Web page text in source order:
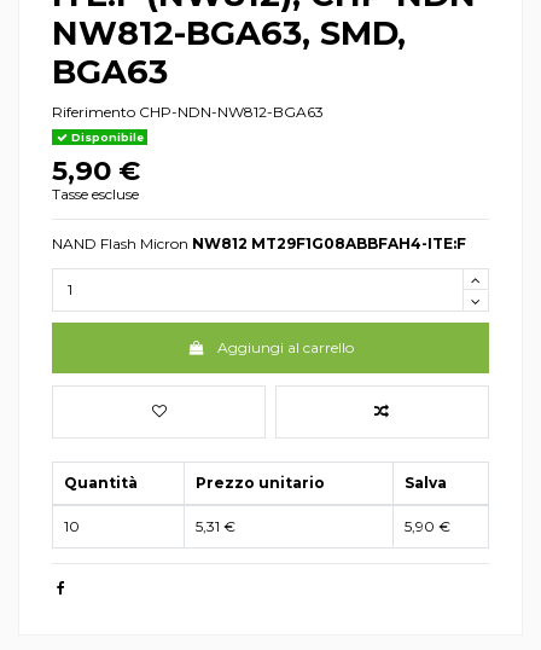
NW812-BGA63, SMD,
BGA63
Riferimento CHP-NDN-NW812-BGA63
Disponibile
5,90 €
Tasse escluse
NAND Flash Micron NW812 MT29F1G08ABBFAH4-ITE:F
Aggiungi al carrello
Quantità Prezzo unitario Salva
10 5,31 € 5,90 €